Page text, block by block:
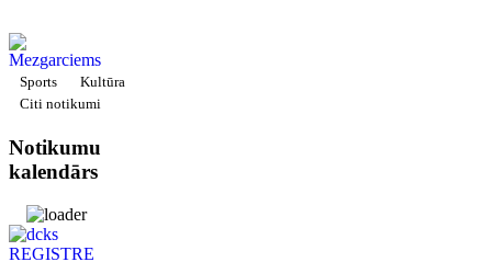
Sports
Kultūra
Citi notikumi
Notikumu
kalendārs